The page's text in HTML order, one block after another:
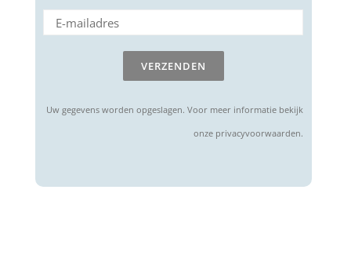
Uw gegevens worden opgeslagen. Voor meer informatie bekijk
onze privacyvoorwaarden.